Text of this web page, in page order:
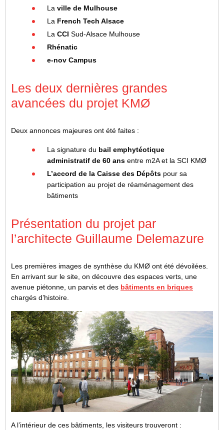
La ville de Mulhouse
La French Tech Alsace
La CCI Sud-Alsace Mulhouse
Rhénatic
e-nov Campus
Les deux dernières grandes
avancées du projet KMØ
Deux annonces majeures ont été faites :
La signature du bail emphytéotique
administratif de 60 ans entre m2A et la SCI KMØ
L’accord de la Caisse des Dépôts pour sa
participation au projet de réaménagement des
bâtiments
Présentation du projet par
l’architecte Guillaume Delemazure
Les premières images de synthèse du KMØ ont été dévoilées.
En arrivant sur le site, on découvre des espaces verts, une
avenue piétonne, un parvis et des bâtiments en briques
chargés d’histoire.
A l’intérieur de ces bâtiments, les visiteurs trouveront :